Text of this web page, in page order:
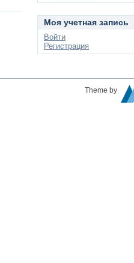
Моя учетная запись
Войти
Регистрация
Theme by